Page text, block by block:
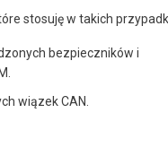
stosuję w takich
bezpieczników i
wiązek CAN.